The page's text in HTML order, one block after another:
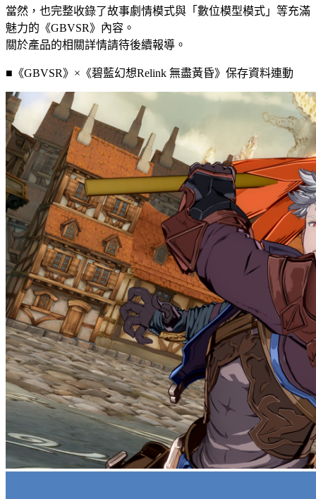
當然，也完整收錄了故事劇情模式與「數位模型模式」等充滿
魅力的《GBVSR》內容。
關於產品的相關詳情請待後續報導。
■《GBVSR》×《碧藍幻想Relink 無盡黃昏》保存資料連動